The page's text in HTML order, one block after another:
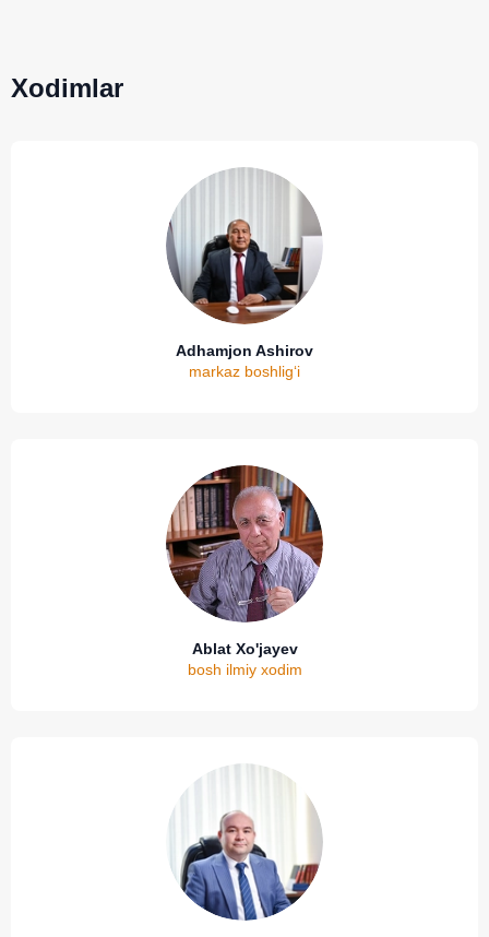
Xodimlar
Adhamjon Ashirov
markaz boshlig‘i
Ablat Xo'jayev
bosh ilmiy xodim